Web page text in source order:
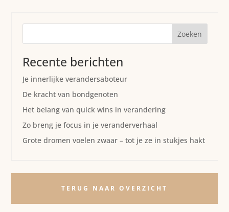
Zoeken
Recente berichten
Je innerlijke verandersaboteur
De kracht van bondgenoten
Het belang van quick wins in verandering
Zo breng je focus in je veranderverhaal
Grote dromen voelen zwaar – tot je ze in stukjes hakt
TERUG NAAR OVERZICHT